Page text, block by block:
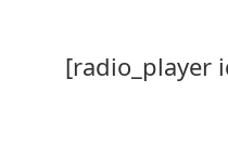
[radio_player